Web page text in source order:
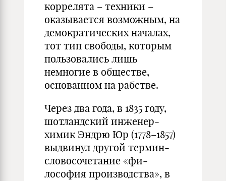
коррелята – техники –
оказывается возможным, на
демо­кратических началах,
тот тип свободы, которым
пользовались лишь
немногие в обществе,
основанном на рабстве.
Через два года, в 1835 году,
шотландский инженер-
химик Энд­рю Юр (1778–1857)
выдвинул другой термин-
словосочетание «фи­
лософия производства», в